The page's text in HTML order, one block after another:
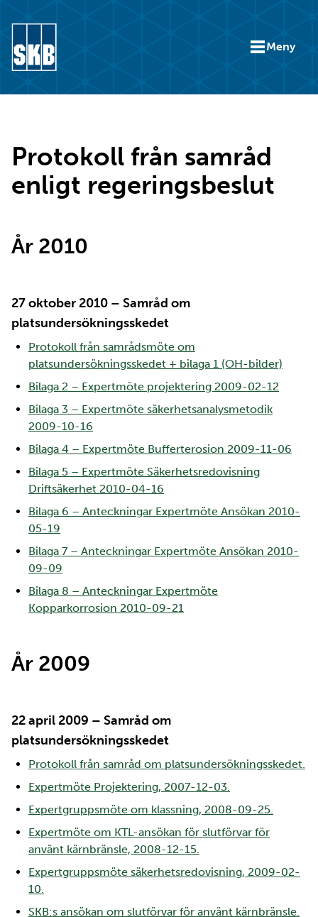
Meny
Protokoll från samråd
enligt regeringsbeslut
År 2010
27 oktober 2010 – Samråd om
platsundersökningsskedet
Protokoll från samrådsmöte om
platsundersökningsskedet + bilaga 1 (OH-bilder)
Bilaga 2 – Expertmöte projektering 2009-02-12
Bilaga 3 – Expertmöte säkerhetsanalysmetodik
2009-10-16
Bilaga 4 – Expertmöte Bufferterosion 2009-11-06
Bilaga 5 – Expertmöte Säkerhetsredovisning
Driftsäkerhet 2010-04-16
Bilaga 6 – Anteckningar Expertmöte Ansökan 2010-
05-19
Bilaga 7 – Anteckningar Expertmöte Ansökan 2010-
09-09
Bilaga 8 – Anteckningar Expertmöte
Kopparkorrosion 2010-09-21
År 2009
22 april 2009 – Samråd om
platsundersökningsskedet
Protokoll från samråd om platsundersökningsskedet.
Expertmöte Projektering, 2007-12-03.
Expertgruppsmöte om klassning, 2008-09-25.
Expertmöte om KTL-ansökan för slutförvar för
använt kärnbränsle, 2008-12-15.
Expertgruppsmöte säkerhetsredovisning, 2009-02-
10.
SKB:s ansökan om slutförvar för använt kärnbränsle.